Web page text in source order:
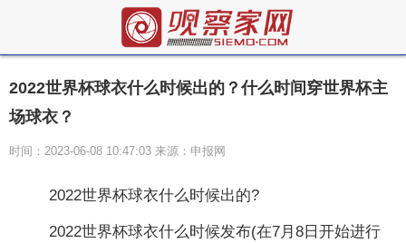
2022世界杯球衣什么时候出的？什么时间穿世界杯主
场球衣？
时间：2023-06-08 10:47:03 来源：申报网
2022世界杯球衣什么时候出的?
2022世界杯球衣什么时候发布(在7月8日开始进行